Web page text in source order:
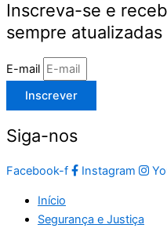
Inscreva-se e
sempre atualizadas
E-mail
Inscrever
Siga-nos
Facebook-f Instagram
Início
Segurança e Justiça